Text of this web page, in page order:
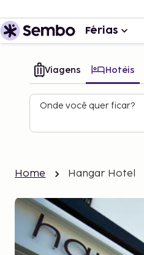
Férias
Viagens Hotéis
Onde você quer ficar?
Home Hangar Hotel